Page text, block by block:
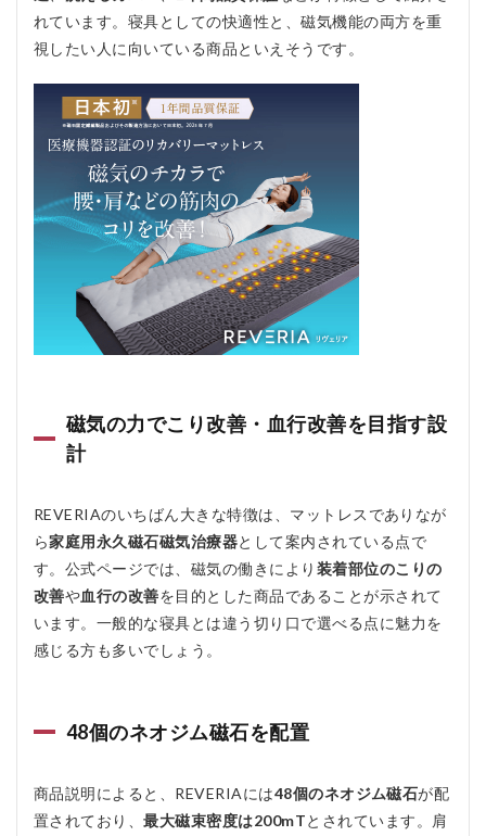
医療機
器区分
の商品
れてい
る
4.1.2
磁気機
能だけ
でなく
寝心地
にも配
慮され
ている
4.1.3
カバー
証も付
いてい
デメ
リッ
ト
4.2.1
試しや
すい価
4.2.2
サイズ
シング
ルのみ
れています。寝具としての快適性と、磁気機能の両方を重
視したい人に向いている商品といえそうです。
磁気の力でこり改善・血行改善を目指す設
計
REVERIAのいちばん大きな特徴は、マットレスでありなが
ら家庭用永久磁石磁気治療器として案内されている点で
す。公式ページでは、磁気の働きにより 装着部位のこりの
改善や血行の改善を目的とした商品であることが示されて
います。一般的な寝具とは違う切り口で選べる点に魅力を
感じる方も多いでしょう。
48個のネオジム磁石を配置
商品説明によると、REVERIAには48個のネオジム磁石が配
置されており、最大磁束密度は200mTとされています。肩